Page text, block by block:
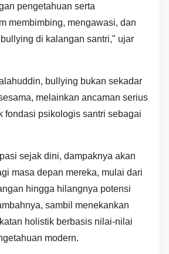
pengetahuan serta
membimbing, mengawasi, dan
di kalangan santri," ujar
bullying bukan sekadar
melainkan ancaman serius
fondasi psikologis santri sebagai
sejak dini, dampaknya akan
masa depan mereka, mulai dari
hingga hilangnya potensi
sambil menekankan
holistik berbasis nilai-nilai
modern.